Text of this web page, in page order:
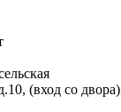
(вход со двора)